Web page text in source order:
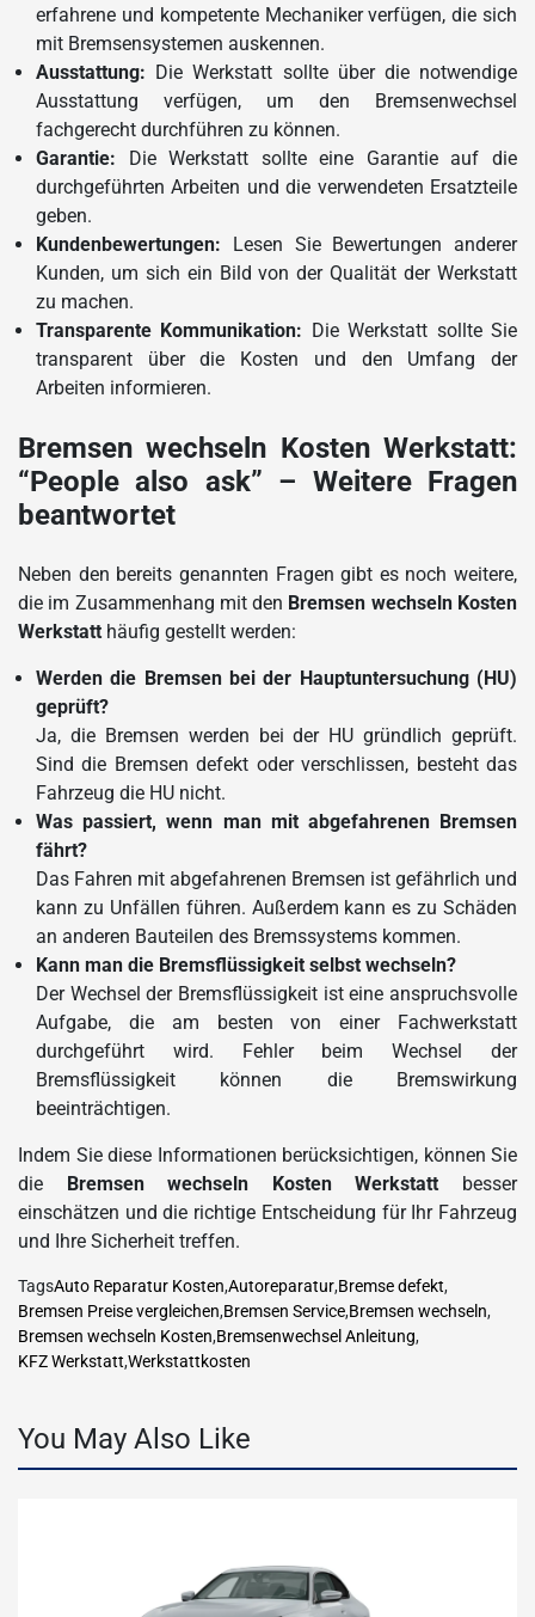
erfahrene und kompetente Mechaniker verfügen, die sich
mit Bremsensystemen auskennen.
Ausstattung: Die Werkstatt sollte über die notwendige
Ausstattung verfügen, um den Bremsenwechsel
fachgerecht durchführen zu können.
Garantie: Die Werkstatt sollte eine Garantie auf die
durchgeführten Arbeiten und die verwendeten Ersatzteile
geben.
Kundenbewertungen: Lesen Sie Bewertungen anderer
Kunden, um sich ein Bild von der Qualität der Werkstatt
zu machen.
Transparente Kommunikation: Die Werkstatt sollte Sie
transparent über die Kosten und den Umfang der
Arbeiten informieren.
Bremsen wechseln Kosten Werkstatt:
“People also ask” – Weitere Fragen
beantwortet
Neben den bereits genannten Fragen gibt es noch weitere,
die im Zusammenhang mit den Bremsen wechseln Kosten
Werkstatt häufig gestellt werden:
Werden die Bremsen bei der Hauptuntersuchung (HU)
geprüft?
Ja, die Bremsen werden bei der HU gründlich geprüft.
Sind die Bremsen defekt oder verschlissen, besteht das
Fahrzeug die HU nicht.
Was passiert, wenn man mit abgefahrenen Bremsen
fährt?
Das Fahren mit abgefahrenen Bremsen ist gefährlich und
kann zu Unfällen führen. Außerdem kann es zu Schäden
an anderen Bauteilen des Bremssystems kommen.
Kann man die Bremsflüssigkeit selbst wechseln?
Der Wechsel der Bremsflüssigkeit ist eine anspruchsvolle
Aufgabe, die am besten von einer Fachwerkstatt
durchgeführt wird. Fehler beim Wechsel der
Bremsflüssigkeit können die Bremswirkung
beeinträchtigen.
Indem Sie diese Informationen berücksichtigen, können Sie
die
Bremsen wechseln Kosten Werkstatt besser
einschätzen und die richtige Entscheidung für Ihr Fahrzeug
und Ihre Sicherheit treffen.
TagsAuto Reparatur Kosten,Autoreparatur,Bremse defekt,
Bremsen Preise vergleichen,Bremsen Service,Bremsen wechseln,
Bremsen wechseln Kosten,Bremsenwechsel Anleitung,
KFZ Werkstatt,Werkstattkosten
You May Also Like